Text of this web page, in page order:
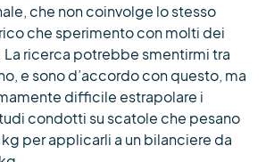
che non coinvolge lo stesso
che sperimento con molti dei
ricerca potrebbe smentirmi tra
e sono d’accordo con questo, ma
difficile estrapolare i
condotti su scatole che pesano
per applicarli a un bilanciere da